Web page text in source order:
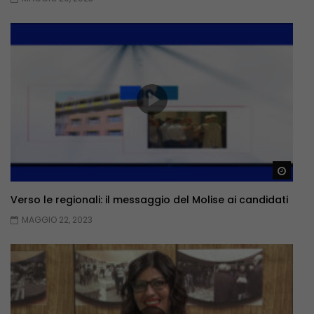
Verso le regionali: il messaggio del Molise ai candidati
MAGGIO 22, 2023